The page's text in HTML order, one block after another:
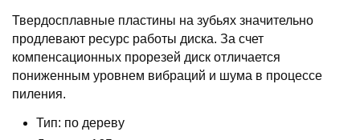
Твердосплавные пластины на зубьях значительно
продлевают ресурс работы диска. За счет
компенсационных прорезей диск отличается
пониженным уровнем вибраций и шума в процессе
пиления.
Тип: по дереву